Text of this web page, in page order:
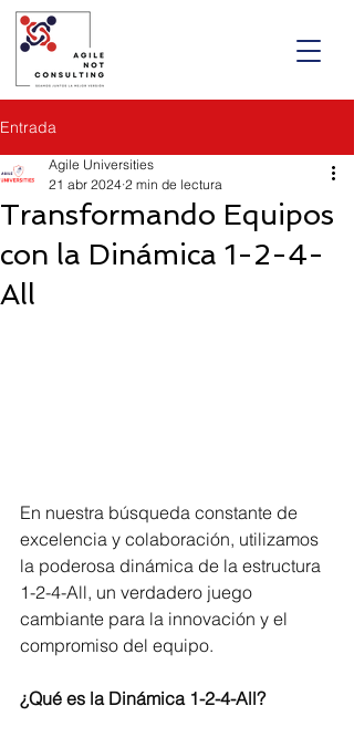
Entrada
Transformando Equipos
con la Dinámica 1-2-4-
All
Agile Universities
21 abr 2024 2 min de lectura
En nuestra búsqueda constante de
excelencia y colaboración, utilizamos
la poderosa dinámica de la estructura
1-2-4-All, un verdadero juego
cambiante para la innovación y el
compromiso del equipo.
¿Qué es la Dinámica 1-2-4-All?